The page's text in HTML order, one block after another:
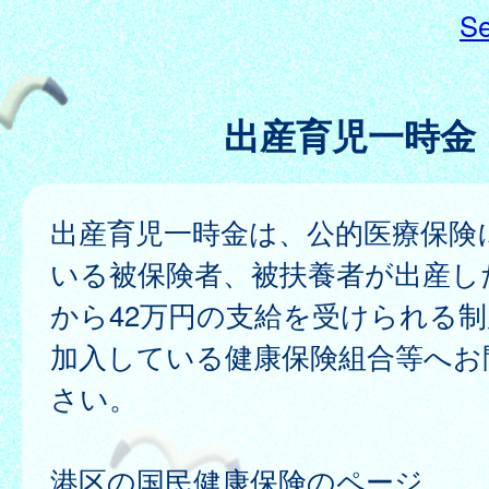
出産育児一時金
出産育児一時金は、公的医療保
いる被保険者、被扶養者が出産
から42万円の支給を受けられる
加入している健康保険組合等へ
さい。
港区の国民健康保険のページ